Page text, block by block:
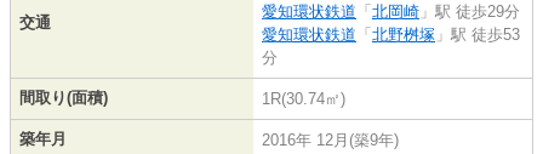
交通
愛知環状鉄道 「 北岡崎 」駅 徒歩29分
愛知環状鉄道 「 北野桝塚 」駅 徒歩53
分
間取り(面積) 1R(30.74㎡)
築年月 2016年 12月(築9年)